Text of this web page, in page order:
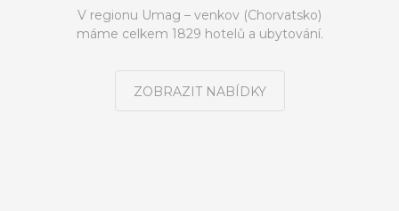
V regionu Umag – venkov (Chorvatsko)
máme celkem 1829 hotelů a ubytování.
ZOBRAZIT NABÍDKY